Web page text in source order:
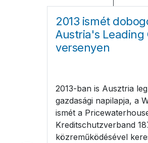
2013 ismét
Austria's Leading
versenyen
2013-ban is Ausztria
gazdasági napilapja, a
ismét a
Kreditschutzverband
közreműködésével